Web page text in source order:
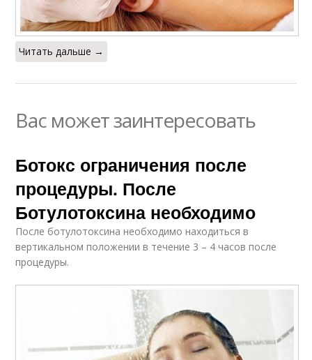
Читать дальше →
Вас может заинтересовать
Ботокс ограничения после
процедуры. После
Ботулотоксина необходимо
После ботулотоксина необходимо находиться в
вертикальном положении в течение 3 – 4 часов после
процедуры.